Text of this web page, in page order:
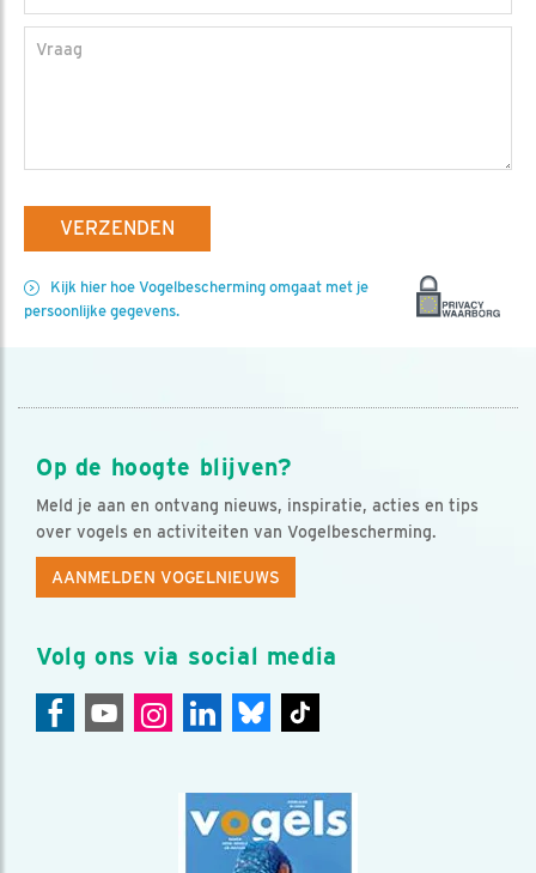
Vraag
VERZENDEN
Kijk hier hoe Vogelbescherming omgaat met je
persoonlijke gegevens.
Op de hoogte blijven?
Meld je aan en ontvang nieuws, inspiratie, acties en tips
over vogels en activiteiten van Vogelbescherming.
AANMELDEN VOGELNIEUWS
Volg ons via social media